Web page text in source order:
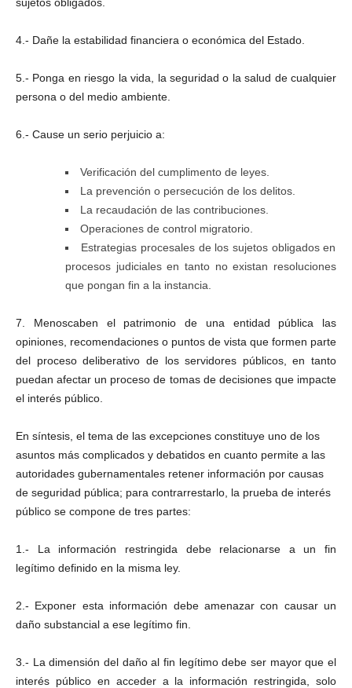
4.- Dañe la estabilidad financiera o económica del Estado.
5.- Ponga en riesgo la vida, la seguridad o la salud de cualquier
persona o del medio ambiente.
6.- Cause un serio perjuicio a:
Verificación del cumplimento de leyes.
La prevención o persecución de los delitos.
La recaudación de las contribuciones.
Operaciones de control migratorio.
Estrategias procesales de los sujetos obligados en
procesos judiciales en tanto no existan resoluciones
que pongan fin a la instancia.
7. Menoscaben el patrimonio de una entidad pública las
opiniones, recomendaciones o puntos de vista que formen parte
del proceso deliberativo de los servidores públicos, en tanto
puedan afectar un proceso de tomas de decisiones que impacte
el interés público.
En síntesis, el tema de las excepciones constituye uno de los
asuntos más complicados y debatidos en cuanto permite a las
autoridades gubernamentales retener información por causas
de seguridad pública; para contrarrestarlo, la prueba de interés
público se compone de tres partes:
1.- La información restringida debe relacionarse a un fin
legítimo definido en la misma ley.
2.- Exponer esta información debe amenazar con causar un
daño substancial a ese legítimo fin.
3.- La dimensión del daño al fin legítimo debe ser mayor que el
interés público en acceder a la información restringida, solo